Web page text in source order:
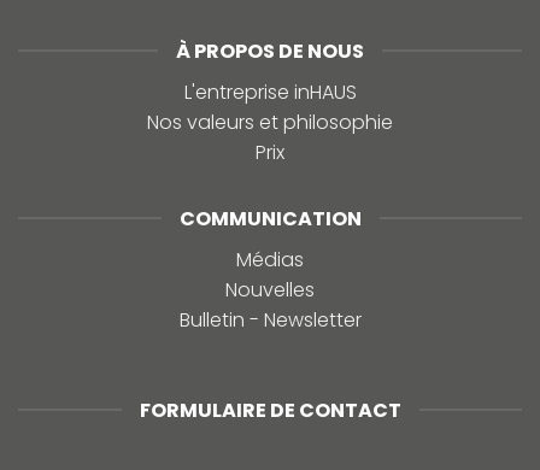
À PROPOS DE NOUS
L'entreprise inHAUS
Nos valeurs et philosophie
Prix
COMMUNICATION
Médias
Nouvelles
Bulletin - Newsletter
FORMULAIRE DE CONTACT